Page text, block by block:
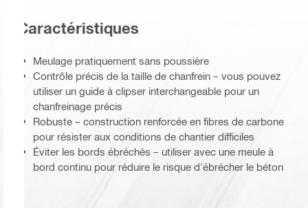
Caractéristiques
Meulage pratiquement sans poussière
Contrôle précis de la taille de chanfrein – vous pouvez
utiliser un guide à clipser interchangeable pour un
chanfreinage précis
Robuste – construction renforcée en fibres de carbone
pour résister aux conditions de chantier difficiles
Éviter les bords ébréchés – utiliser avec une meule à
bord continu pour réduire le risque d'ébrécher le béton